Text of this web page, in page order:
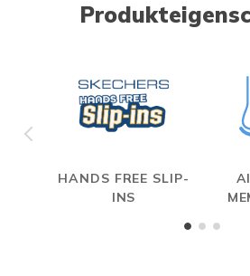
HANDS FREE SLIP-
INS